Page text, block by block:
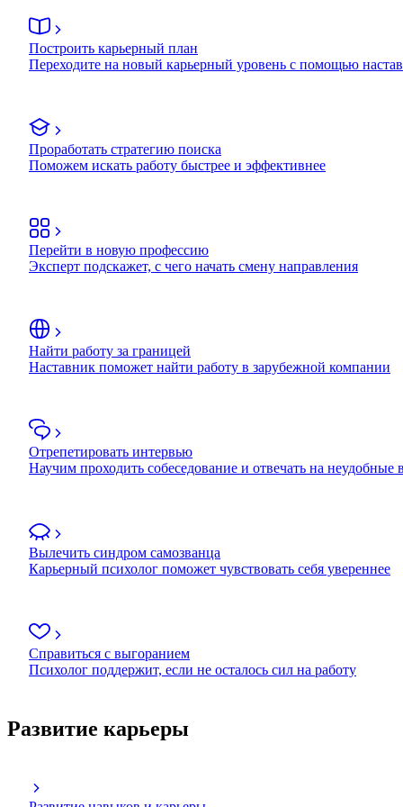
Построить карьерный план
Переходите на новый карьерный уровень с помощью
Проработать стратегию поиска
Поможем искать работу быстрее и эффективнее
Перейти в новую профессию
Эксперт подскажет, с чего начать смену направления
Найти работу за границей
Наставник поможет найти работу в зарубежной компании
Отрепетировать интервью
Научим проходить собеседование и отвечать на неудобные
Вылечить синдром самозванца
Карьерный психолог поможет чувствовать себя увереннее
Справиться с выгоранием
Психолог поддержит, если не осталось сил на работу
Развитие карьеры